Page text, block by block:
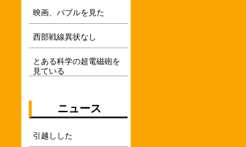
映画、バブルを見た
西部戦線異状なし
とある科学の超電磁砲を
見ている
ニュース
引越しした